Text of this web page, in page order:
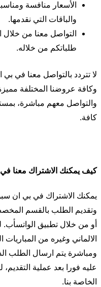
الأسعار منافسة
والباقات التي نقدمها.
التواصل معنا من خلال
طلباتكم من خلاله.
لا تتردد بالتواصل معنا في بي
وكافة عروضنا المختلفة
والتواصل معهم مباشرة،
كافة.
كيف يمكنك الاشتراك معنا
يمكنك الاشتراك في بي ان
وتقديم الطلب بالقسم
أو من خلال تطبيق
الالماني وغيره من
ومباشرة يتم ارسال الطلب
عليه فورا بعد عملية
الخاصة بنا.